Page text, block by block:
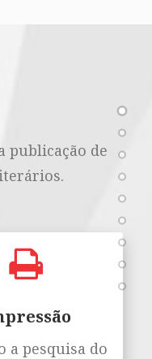
publicação de
a pesquisa do